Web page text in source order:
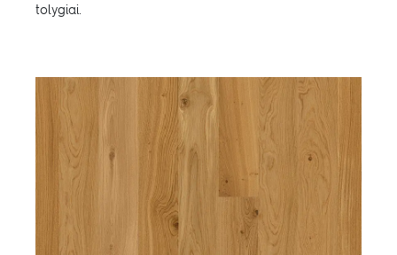
tolygiai.